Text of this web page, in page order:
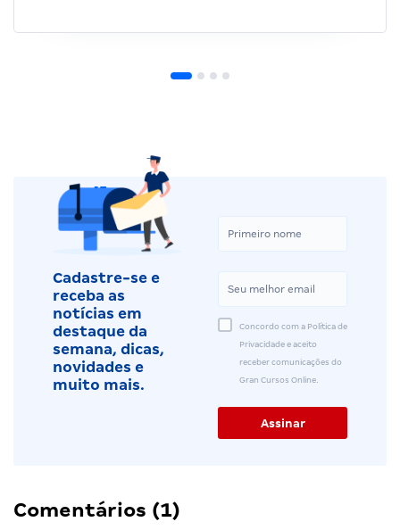
Cadastre-se e
receba as
notícias em
destaque da
semana, dicas,
novidades e
muito mais.
Concordo com a Política de
Privacidade e aceito
receber comunicações do
Gran Cursos Online.
Comentários (1)